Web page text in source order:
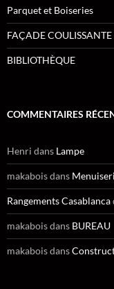
Parquet et Boiseries
FAÇADE COULISSANTE
BIBLIOTHÈQUE
COMMENTAIRES
Henri dans Lampe
makaboisdans
Rangements Casablanca
makaboisdans BUREAU
makaboisdans